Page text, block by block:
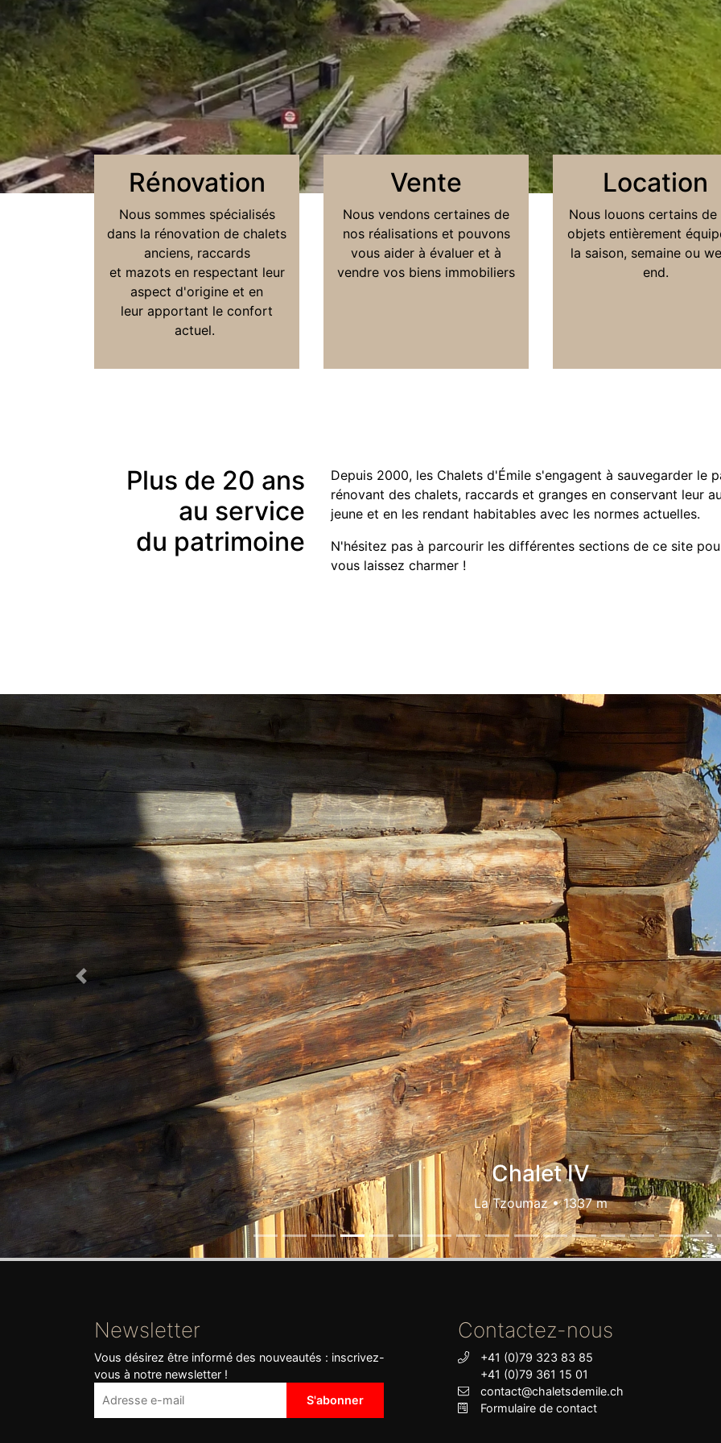
Rénovation
Nous sommes spécialisés
dans la rénovation de chalets
anciens, raccards
et mazots en respectant leur
aspect d'origine et en
leur apportant le confort
actuel.
Vente
Nous vendons certaines de
nos réalisations et pouvons
vous aider à évaluer et à
vendre vos biens immobiliers
Location
Nous louons certains de
objets entièrement
la saison, semaine ou
end.
Plus de 20 ans
au service
du patrimoine
Depuis 2000, les Chalets d'Émile s'engagent à sauvegarder le
rénovant des chalets, raccards et granges en conservant leur
jeune et en les rendant habitables avec les normes actuelles.
N'hésitez pas à parcourir les différentes sections de ce site
vous laissez charmer !
Le Fieschertahl
La Tzoumaz • 1367 m
Previous
Newsletter
Vous désirez être informé des nouveautés : inscrivez-
vous à notre newsletter !
Contactez-nous
+41 (0)79 323 83 85
+41 (0)79 361 15 01
contact@chaletsdemile.ch
Formulaire de contact